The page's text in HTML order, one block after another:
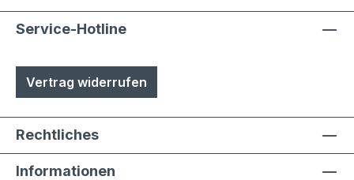
Service-Hotline
Vertrag widerrufen
Rechtliches
Informationen